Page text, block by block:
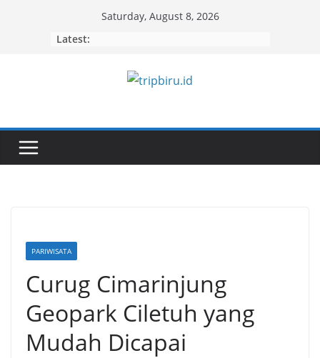
Saturday, August 8, 2026
Latest:
PARIWISATA
Curug Cimarinjung
Geopark Ciletuh yang
Mudah Dicapai